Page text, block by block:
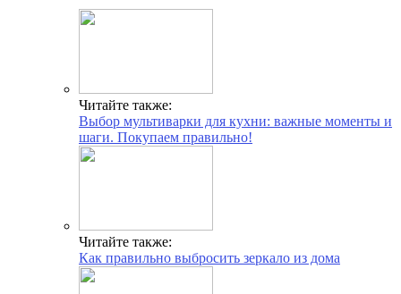
Читайте также:
Выбор мультиварки для кухни: важные моменты и
шаги. Покупаем правильно!
Читайте также:
Как правильно выбросить зеркало из дома